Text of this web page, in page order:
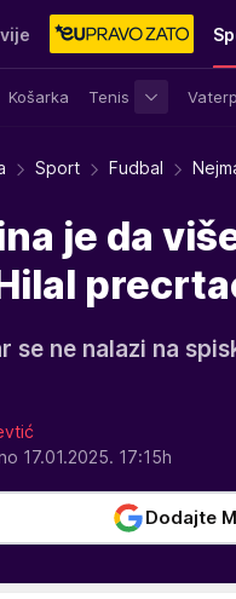
Košarka Tenis
Yumama
Sport Fudbal
je da
se ne nalazi na
17.01.2025. 17:15h
Dodajte